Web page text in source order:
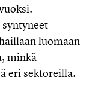
luomaan
minkä
eri sektoreilla.